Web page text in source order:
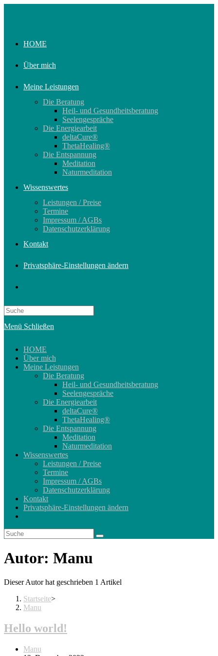
HOME
Über mich
Meine Leistungen
Die Beratung
Heil- und Gesundheitsberatung
Seelengespräche
Die Energiearbeit
deltaCure®
ThetaHealing®
Die Entspannung
Meditation
Naturmeditation
Wissenswertes
Leistungen / Preise
Termine
Impressum / AGBs
Datenschutzerklärung
Kontakt
Privatsphäre-Einstellungen ändern
Search
this
website
Menü Schließen
HOME
Über mich
Meine Leistungen
Die Beratung
Heil- und Gesundheitsberatung
Seelengespräche
Die Energiearbeit
deltaCure®
ThetaHealing®
Die Entspannung
Meditation
Naturmeditation
Wissenswertes
Leistungen / Preise
Termine
Impressum / AGBs
Datenschutzerklärung
Kontakt
Privatsphäre-Einstellungen ändern
Autor: Manu
Dieser Autor hat geschrieben 1 Artikel
Startseite>
Manu
Hello world!
Beitrags-
Manu